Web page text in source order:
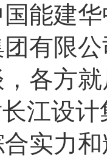
能建
有限
各方
江设
实力